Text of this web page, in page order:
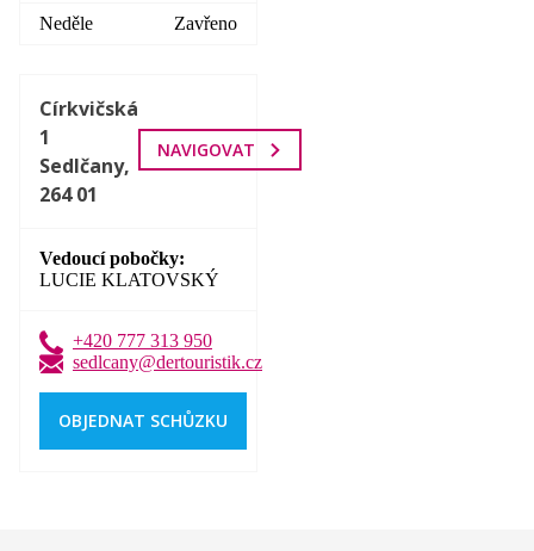
Neděle Zavřeno
Církvičská
1
Sedlčany,
264 01
NAVIGOVAT
Vedoucí pobočky
LUCIE KLATOVSKÝ
+420 777 313 950
sedlcany@dertouristik.cz
OBJEDNAT SCHŮZKU